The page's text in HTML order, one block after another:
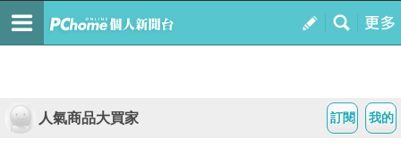
我的
訂閱
人氣商品大買家